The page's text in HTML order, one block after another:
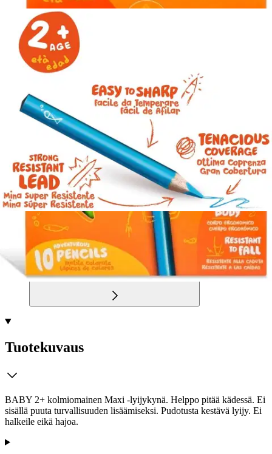
Asiakasomistajahinta
Hinta ilman S-Etukorttia:
Verkkokaupan hinta
Valitse toimitustapa
Nouto myymälästä
Siirry valitsemaan myymälä
Toimitus
Kotiin tai noutopisteeseen
Ilmainen toimitus yli 100 €:n tilauksille
Postin pakettiautomaattiin tai
palvelupisteeseen!
Etu ei koske Suuri‑lisäpalvelulla toimitettavia tuotteita.
Tarkista myymäläsaatavuus
Tuotekuvaus
BABY 2+ kolmiomainen Maxi -lyijykynä. Helppo pitää kädessä. Ei
sisällä puuta turvallisuuden lisäämiseksi. Pudotusta kestävä lyijy. Ei
halkeile eikä hajoa.